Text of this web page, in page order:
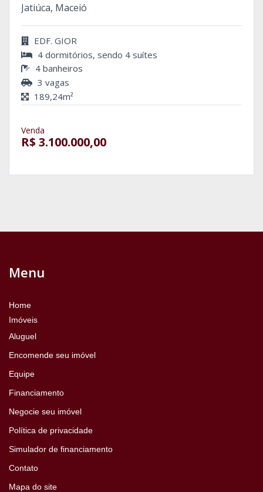
Jatiúca, Maceió
EDF. GIOR
4 dormitórios, sendo 4 suítes
4 banheiros
3 vagas
189,24m²
Venda
R$ 3.100.000,00
Menu
Home
Imóveis
Aluguel
Encomende seu imóvel
Equipe
Financiamento
Negocie seu imóvel
Política de privacidade
Simulador de financiamento
Contato
Mapa do site